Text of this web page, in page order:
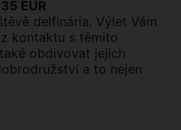
EUR
delfinária. Výlet Vám
kontaktu s těmito
obdivovat jejich
a to nejen